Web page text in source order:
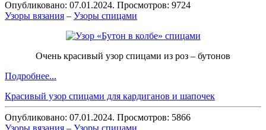
Опубликовано: 07.01.2024. Просмотров: 9724
Узоры вязания – Узоры спицами
Очень красивый узор спицами из роз – бутонов
Подробнее...
Красивый узор спицами для кардиганов и шапочек
Опубликовано: 07.01.2024. Просмотров: 5866
Узоры вязания – Узоры спицами